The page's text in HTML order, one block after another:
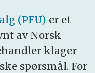
(PFU) er et
av Norsk
klager
spørsmål. For